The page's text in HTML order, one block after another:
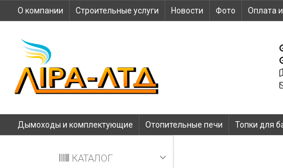
О компании Строительные услуги Новости Фото Оплата
Дымоходы и комплектующие Отопительные печи Топки для
КАТАЛОГ